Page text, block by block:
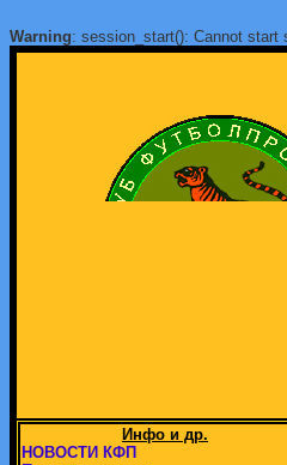
Warning: session_start(): Cannot
Инфо и др.
НОВОСТИ КФП